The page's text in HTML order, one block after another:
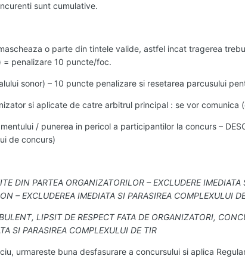
sunt cumulative.
o parte din tintele valide, astfel incat tragerea
penalizare 10 puncte/foc.
sonor) – 10 puncte penalizare si resetarea parcusului
si aplicate de catre arbitrul principal : se vor
/ punerea in pericol a participantilor la concurs –
de concurs)
DIN PARTEA ORGANIZATORILOR – EXCLUDERE
– EXCLUDEREA IMEDIATA SI PARASIREA COMPLEXULUI
LIPSIT DE RESPECT FATA DE ORGANIZATORI,
SI PARASIREA COMPLEXULUI DE TIR
urmareste buna desfasurare a concursului si aplica